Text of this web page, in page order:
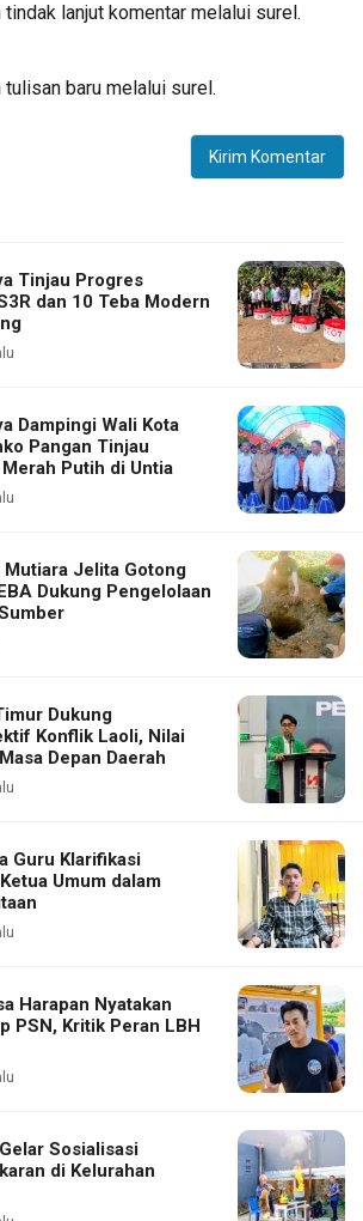
tindak lanjut komentar melalui surel.
tulisan baru melalui surel.
Tinjau Progres
dan 10 Teba Modern
Dampingi Wali Kota
Pangan Tinjau
Putih di Untia
Mutiara Jelita Gotong
Dukung Pengelolaan
Dukung
Konflik Laoli, Nilai
Depan Daerah
Guru Klarifikasi
Umum dalam
Harapan Nyatakan
PSN, Kritik Peran LBH
Sosialisasi
di Kelurahan